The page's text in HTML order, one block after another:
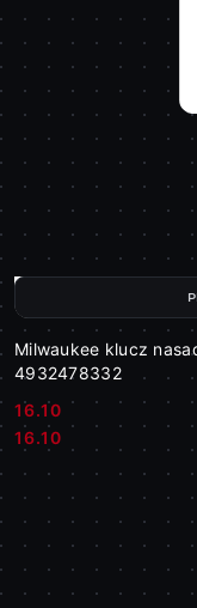
Milwaukee klucz
4932478332
Cena:
16.10
Cena:
16.10